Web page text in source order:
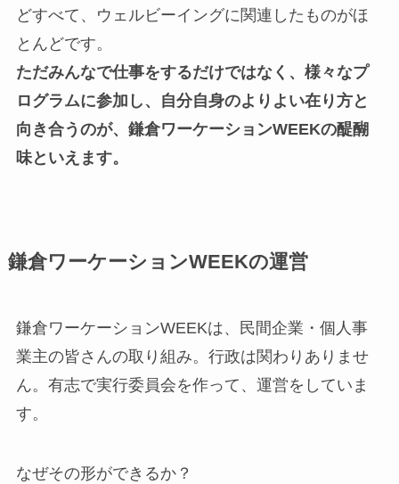
どすべて、ウェルビーイングに関連したものがほ
とんどです。
ただみんなで仕事をするだけではなく、様々なプ
ログラムに参加し、自分自身のよりよい在り方と
向き合うのが、鎌倉ワーケーションWEEKの醍醐
味といえます。
鎌倉ワーケーションWEEKの運営
鎌倉ワーケーションWEEKは、民間企業・個人事
業主の皆さんの取り組み。行政は関わりありませ
ん。有志で実行委員会を作って、運営をしていま
す。
なぜその形ができるか？